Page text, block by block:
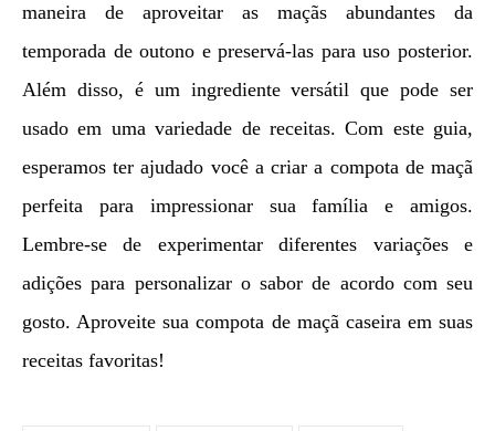
maneira de aproveitar as maçãs abundantes da
temporada de outono e preservá-las para uso posterior.
Além disso, é um ingrediente versátil que pode ser
usado em uma variedade de receitas. Com este guia,
esperamos ter ajudado você a criar a compota de maçã
perfeita para impressionar sua família e amigos.
Lembre-se de experimentar diferentes variações e
adições para personalizar o sabor de acordo com seu
gosto. Aproveite sua compota de maçã caseira em suas
receitas favoritas!